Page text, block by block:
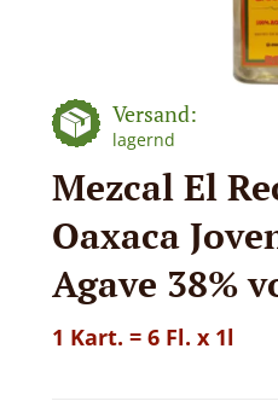
Versand:
lagernd
Mezcal El
Oaxaca
Agave 38%
1 Kart. = 6 Fl. x 1l